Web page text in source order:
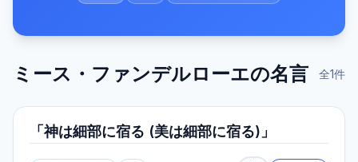
ミース・ファンデルローエの名言 全1件
「神は細部に宿る (美は細部に宿る)」